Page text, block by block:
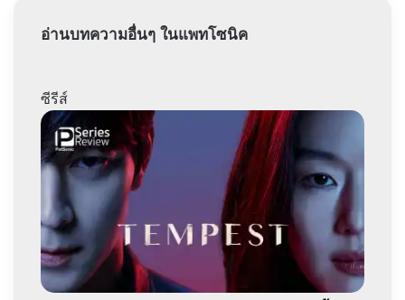
อ่านบทความอื่นๆ ในแพทโซนิค
ซีรีส์